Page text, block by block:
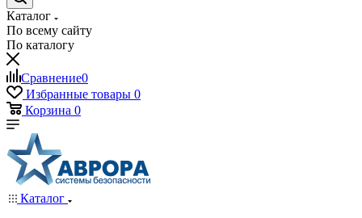
Каталог
По всему сайту
По каталогу
Сравнение0
Избранные товары 0
Корзина 0
Каталог